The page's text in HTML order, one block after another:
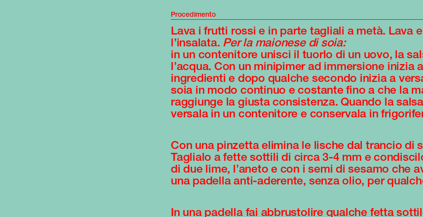
Procedimento
Lava i frutti rossi e in parte tagliali a metà. Lava
l’insalata. Per la maionese di soia:
in un contenitore unisci il tuorlo di un uovo, la
l’acqua. Con un minipimer ad immersione inizia
ingredienti e dopo qualche secondo inizia a
soia in modo continuo e costante fino a che la
raggiunge la giusta consistenza. Quando la
versala in un contenitore e conservala in
Con una pinzetta elimina le lische dal trancio di
Taglialo a fette sottili di circa 3-4 mm e
di due lime, l’aneto e con i semi di sesamo che
una padella anti-aderente, senza olio, per
In una padella fai abbrustolire qualche fetta